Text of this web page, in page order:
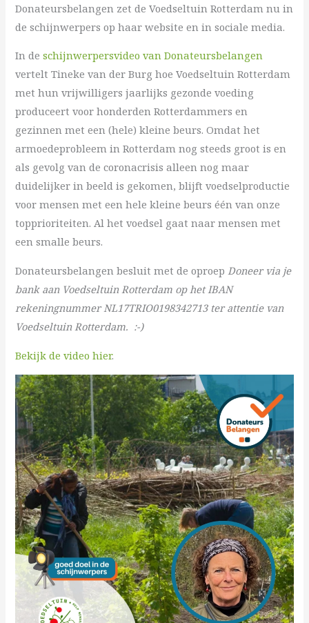
Donateursbelangen zet de Voedseltuin Rotterdam nu in
de schijnwerpers op haar website en in sociale media.
In deschijnwerpersvideo van Donateursbelangen
vertelt Tineke van der Burg hoe Voedseltuin Rotterdam
met hun vrijwilligers jaarlijks gezonde voeding
produceert voor honderden Rotterdammers en
gezinnen met een (hele) kleine beurs. Omdat het
armoedeprobleem in Rotterdam nog steeds groot is en
als gevolg van de coronacrisis alleen nog maar
duidelijker in beeld is gekomen, blijft voedselproductie
voor mensen met een hele kleine beurs één van onze
topprioriteiten. Al het voedsel gaat naar mensen met
een smalle beurs.
Donateursbelangen besluit met de oproep Doneer via je
bank aan Voedseltuin Rotterdam op het IBAN
rekeningnummer NL17TRIO0198342713 ter attentie van
Voedseltuin Rotterdam. :-)
Bekijk de video hier.